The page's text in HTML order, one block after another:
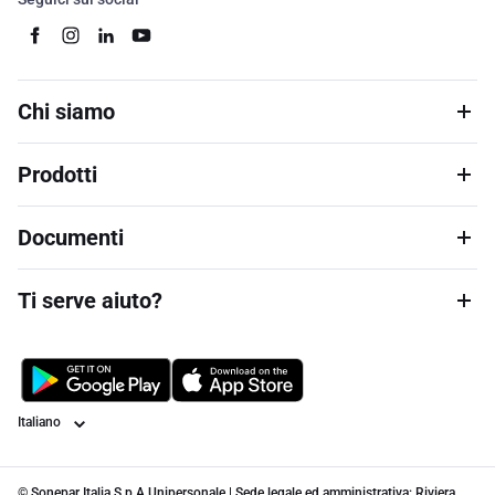
Chi siamo
Prodotti
Documenti
Ti serve aiuto?
Lingua